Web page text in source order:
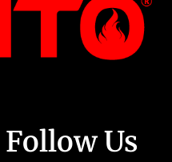
Follow Us